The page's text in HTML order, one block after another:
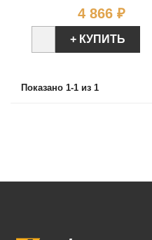
4 866 ₽Цена
+ КУПИТЬ
Показано 1-1 из 1